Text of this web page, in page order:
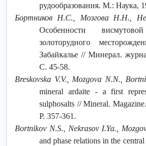
рудообразования. М.: Наука,
Бортников Н.С., Мозгова Н.Н.,
Особенности
золоторудного
Забайкалье // Минерал.
С. 45-58.
Breskovska V.V., Mozgova N.N.,
mineral ardaite - a first
sulphosalts // Mineral.
P. 357-361.
Bortnikov N.S., Nekrasov I.Ya.,
and phаse relations in the